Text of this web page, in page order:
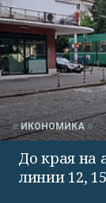
ИКОНОМИКА
До края на
линии 12,